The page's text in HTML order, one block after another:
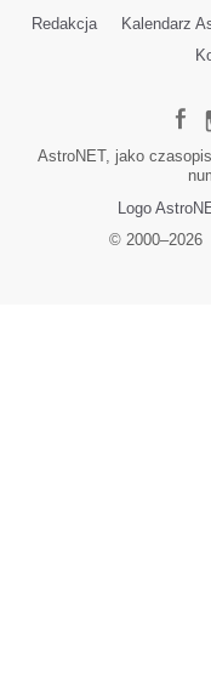
Redakcja Kalendarz
AstroNET, jako
Logo
© 2000–2026